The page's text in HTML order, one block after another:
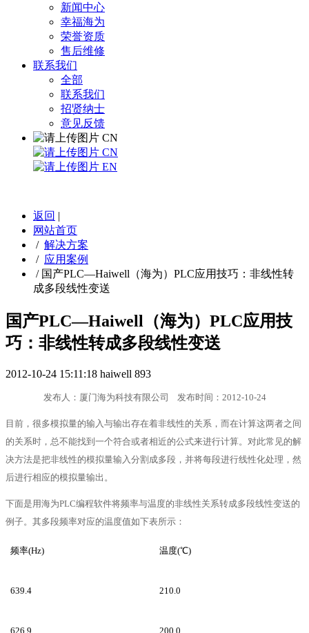
新闻中心
幸福海为
荣誉资质
售后维修
联系我们
全部
联系我们
招贤纳士
意见反馈
CN
CN
EN
返回 |
网站首页
/ 解决方案
/ 应用案例
/ 国产PLC—Haiwell（海为）PLC应用技巧：非线性转
成多段线性变送
国产PLC—Haiwell（海为）PLC应用技
巧：非线性转成多段线性变送
2012-10-24 15:11:18 haiwell 893
发布人：厦门海为科技有限公司 发布时间：2012-10-24
目前，很多模拟量的输入与输出存在着非线性的关系，而在计算这两者之间
的关系时，总不能找到一个符合或者相近的公式来进行计算。对此常见的解
决方法是把非线性的模拟量输入分割成多段，并将每段进行线性化处理，然
后进行相应的模拟量输出。
下面是用海为PLC编程软件将频率与温度的非线性关系转成多段线性变送的
例子。其多段频率对应的温度值如下表所示：
频率(Hz) 温度(℃)
639.4 210.0
626.9 200.0